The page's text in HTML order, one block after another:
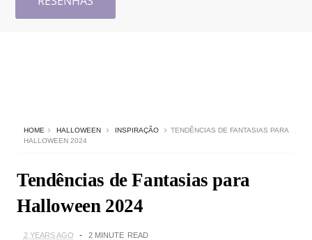
HOME HALLOWEEN INSPIRAÇÃO
TENDÊNCIAS DE FANTASIAS PARA
HALLOWEEN 2024
Tendências de Fantasias para
Halloween 2024
2 YEARS AGO 2 MINUTE READ